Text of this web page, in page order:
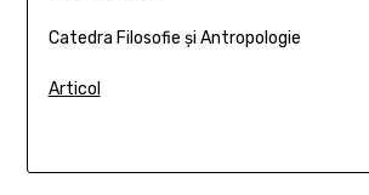
Catedra Filosofie şi Antropologie
Articol